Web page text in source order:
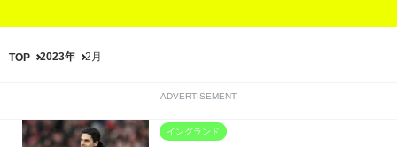
TOP 2023年 2月
ADVERTISEMENT
イングランド